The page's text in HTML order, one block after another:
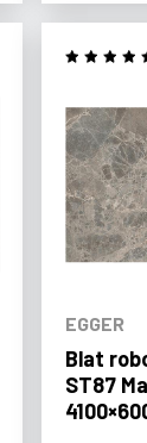
EGGER
Blat
ST87